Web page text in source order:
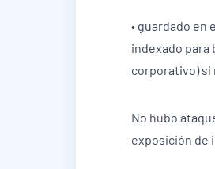
• guardado en
indexado para
corporativo) si
No hubo
exposición de